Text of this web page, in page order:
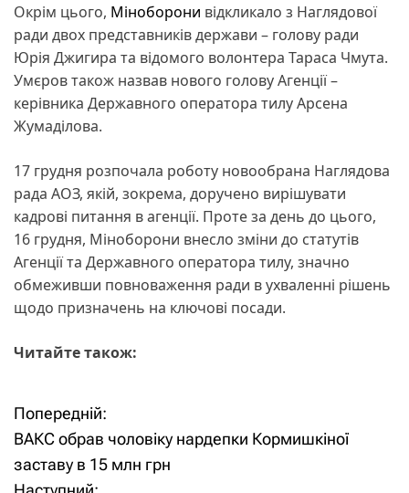
Окрім цього, Міноборони відкликало з Наглядової
ради двох представників держави – голову ради
Юрія Джигира та відомого волонтера Тараса Чмута.
Умєров також назвав нового голову Агенції –
керівника Державного оператора тилу Арсена
Жумаділова.
17 грудня розпочала роботу новообрана Наглядова
рада АОЗ, якій, зокрема, доручено вирішувати
кадрові питання в агенції. Проте за день до цього,
16 грудня, Міноборони внесло зміни до статутів
Агенції та Державного оператора тилу, значно
обмеживши повноваження ради в ухваленні рішень
щодо призначень на ключові посади.
Читайте також:
Н
а
Попередній:
ВАКС обрав чоловіку нардепки Кормишкіної
заставу в 15 млн грн